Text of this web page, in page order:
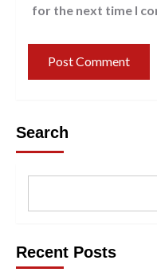
for the next time I
Search
Recent Posts